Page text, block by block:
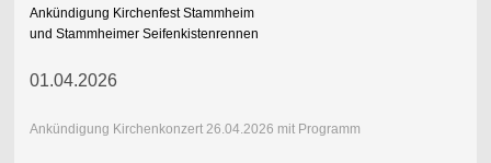
Ankündigung Kirchenfest Stammheim
und Stammheimer Seifenkistenrennen
01.04.2026
Ankündigung Kirchenkonzert 26.04.2026 mit Programm